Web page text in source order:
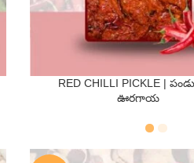
QTY
RED CHILLI PICKLE |
ఊరగాయ